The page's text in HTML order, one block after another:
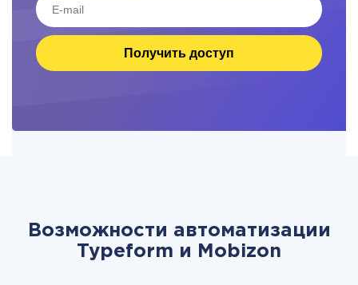
Получить доступ
Возможности автоматизации
Typeform и Mobizon